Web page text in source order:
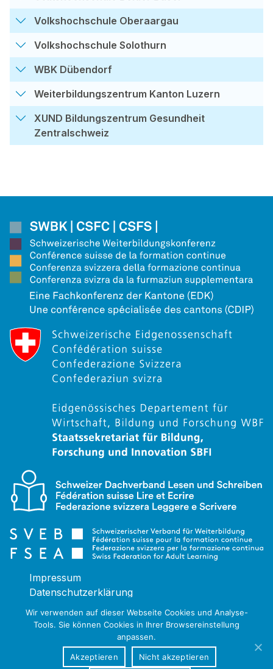
Volkshochschule Oberaargau
Volkshochschule Solothurn
WBK Dübendorf
Weiterbildungszentrum Kanton Luzern
XUND Bildungszentrum Gesundheit
Zentralschweiz
Impressum
Datenschutzerklärung
Wir verwenden auf dieser Webseite Cookies und Analyse-
Tools. Sie können Cookies in Ihrer Browsereinstellung
anpassen.
Akzeptieren Nicht akzeptieren